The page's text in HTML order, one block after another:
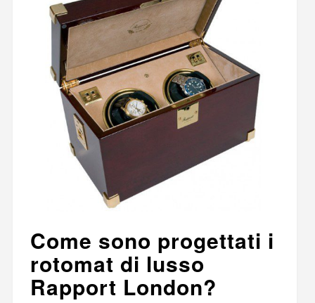
Come sono progettati i
rotomat di lusso
Rapport London?